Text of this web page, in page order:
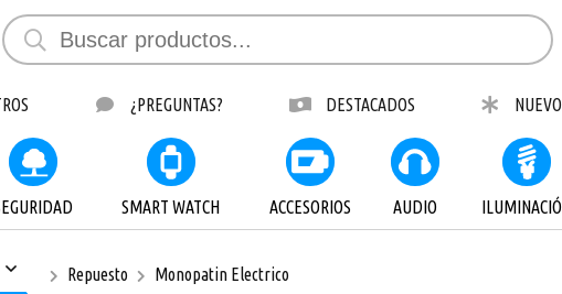
¿PREGUNTAS? DESTACADOS
SMART WATCH ACCESORIOS AUDIO
Repuesto Monopatin Electrico